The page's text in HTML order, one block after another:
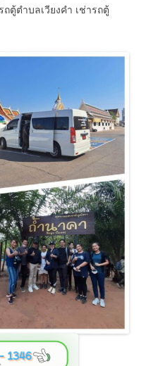
ถตู้ตำบลเวียงคำ เช่ารถตู้